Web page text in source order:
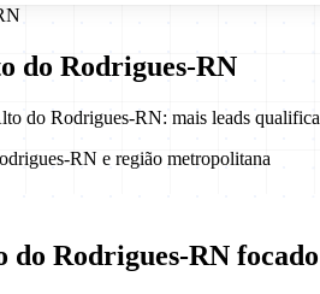
do Rodrigues-RN
do Rodrigues-RN: mais leads
RN e região metropolitana
Rodrigues-RN